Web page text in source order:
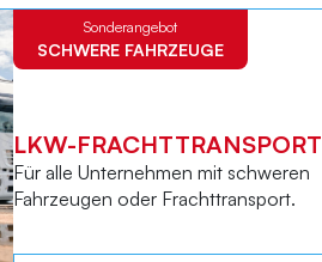
Sonderangebot
SCHWERE FAHRZEUGE
LKW-FRACHTTRANSPORT
Für alle Unternehmen mit schweren
Fahrzeugen oder Frachttransport.